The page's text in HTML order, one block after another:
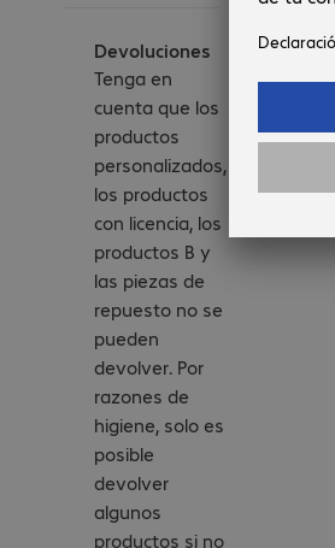
Devoluciones
Tenga en
cuenta que los
productos
personalizados,
los productos
con licencia, los
productos B y
las piezas de
repuesto no se
pueden
devolver. Por
razones de
higiene, solo es
posible
devolver
algunos
productos si no